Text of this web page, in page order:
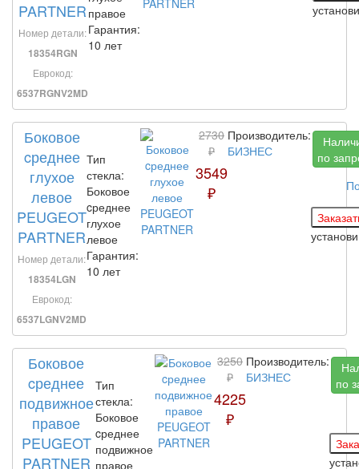
PARTNER
Номер детали:
18354RGN
Еврокод:
6537RGNV2MD
правое
Гарантия:
10 лет
Боковое
cреднее
глухое
левое
PEUGEOT
PARTNER
Номер детали:
18354LGN
Еврокод:
6537LGNV2MD
Тип
стекла:
Боковое
cреднее
глухое
левое
Гарантия:
10 лет
2730
₽
3549
₽
Производитель:
БИЗНЕС
по
Боковое
cреднее
подвижное
правое
PEUGEOT
PARTNER
Тип
стекла:
Боковое
cреднее
подвижное
правое
3250
₽
4225
₽
Производитель:
БИЗНЕС
по